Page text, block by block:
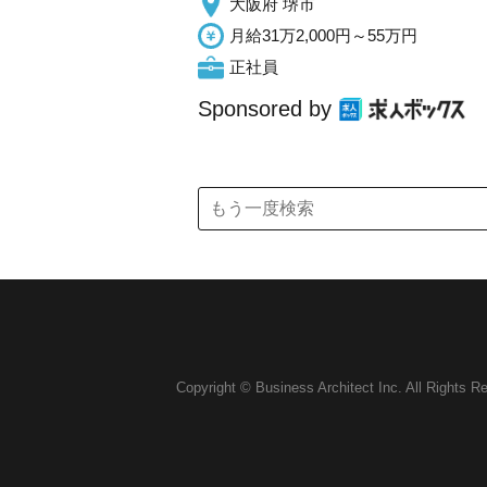
大阪府 堺市
月給31万2,000円～55万円
正社員
Sponsored by
Copyright © Business Architect Inc. All Rights